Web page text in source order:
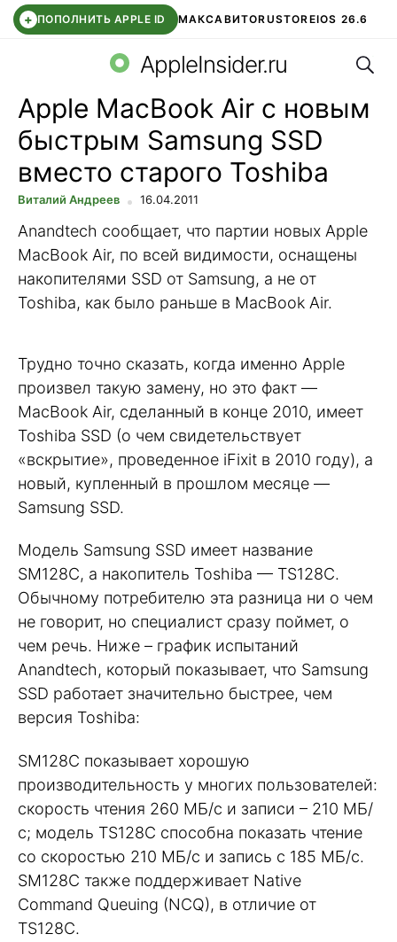
+ ПОПОЛНИТЬ APPLE ID МАКСАВИТОRUSTOREIOS 26.6
СБЕР КИДС ВТБ ОНЛАЙН ЧАТ В ROBLOX
AppleInsider.ru
Apple MacBook Air с новым
быстрым Samsung SSD
вместо старого Toshiba
Виталий Андреев 16.04.2011
Anandtech сообщает, что партии новых Apple
MacBook Air, по всей видимости, оснащены
накопителями SSD от Samsung, а не от
Toshiba, как было раньше в MacBook Air.
Трудно точно сказать, когда именно Apple
произвел такую замену, но это факт —
MacBook Air, сделанный в конце 2010, имеет
Toshiba SSD (о чем свидетельствует
«вскрытие», проведенное iFixit в 2010 году), а
новый, купленный в прошлом месяце —
Samsung SSD.
Модель Samsung SSD имеет название
SM128C, а накопитель Toshiba — TS128C.
Обычному потребителю эта разница ни о чем
не говорит, но специалист сразу поймет, о
чем речь. Ниже – график испытаний
Anandtech, который показывает, что Samsung
SSD работает значительно быстрее, чем
версия Toshiba:
SM128C показывает хорошую
производительность у многих пользователей:
скорость чтения 260 МБ/с и записи – 210 МБ/
с; модель TS128C способна показать чтение
со скоростью 210 МБ/с и запись с 185 МБ/с.
SM128C также поддерживает Native
Command Queuing (NCQ), в отличие от
TS128C.